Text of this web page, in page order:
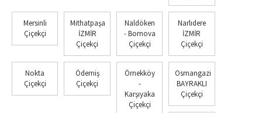
Mersinli
Çiçekçi
Mithatpaşa
İZMİR
Çiçekçi
Naldöken
- Bornova
Çiçekçi
Narlıdere
İZMİR
Çiçekçi
Nokta
Çiçekçi
Ödemiş
Çiçekçi
Örnekköy
-
Karşıyaka
Çiçekçi
Osmangazi
BAYRAKLI
Çiçekçi